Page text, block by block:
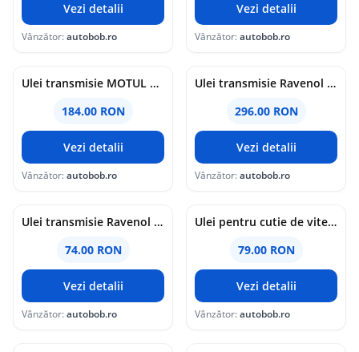
Vezi detalii
Vânzător:autobob.ro
Vezi detalii
Vânzător:autobob.ro
Ulei transmisie MOTUL 80W90 GL4 GL5 DRIVE SUPRA, 5L, mineral 5L
184.00 RON
Vezi detalii
Vânzător:autobob.ro
Ulei transmisie Ravenol ATF 6 HP Fluid 4L 4L
296.00 RON
Vezi detalii
Vânzător:autobob.ro
Ulei transmisie Ravenol ATF 6 HP Fluid 1L 1L
74.00 RON
Vezi detalii
Vânzător:autobob.ro
Ulei pentru cutie de viteze automata MOTUL Multi DCTF, volum 1 litru, sintetic 1L
79.00 RON
Vezi detalii
Vânzător:autobob.ro